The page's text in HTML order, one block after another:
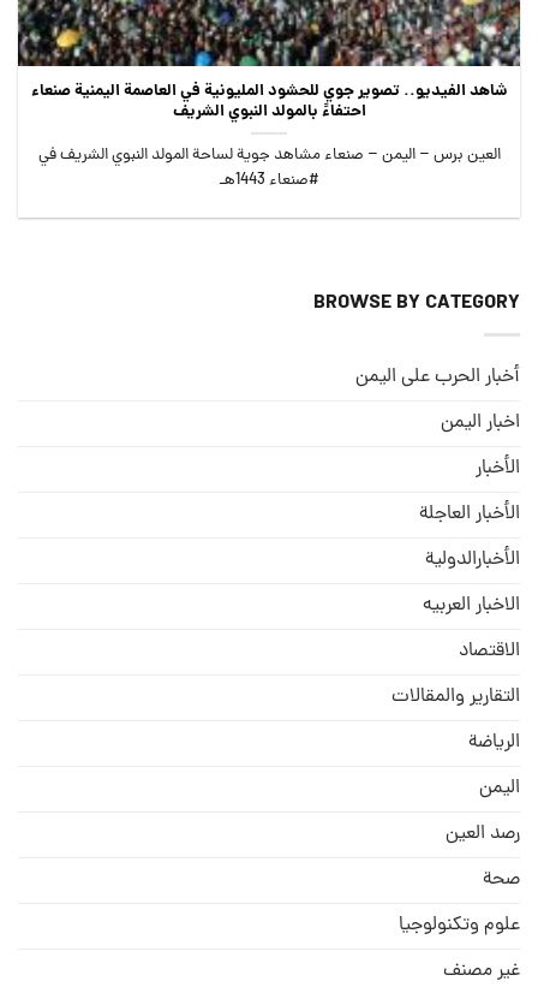
شاهد الفيديو.. تصوير جوي للحشود المليونية في العاصمة اليمنية صنعاء
احتفاءً بالمولد النبوي الشريف
العين برس – اليمن – صنعاء مشاهد جوية لساحة المولد النبوي الشريف في
#صنعاء 1443هـ
BROWSE BY CATEGORY
أخبار الحرب على اليمن
اخبار اليمن
الأخبار
الأخبار العاجلة
الأخبارالدولية
الاخبار العربيه
الاقتصاد
التقارير والمقالات
الریاضة
الیمن
رصد العین
صحة
علوم وتكنولوجيا
غير مصنف